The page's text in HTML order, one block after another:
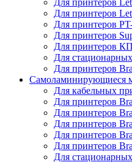
Для принтеров
Для принтеров
Для принтеров
Для принтеров
Для принтеров
Для
Для принтеров
Самоламинирующиеся
Для кабельных
Для принтеров
Для принтеров
Для принтеров
Для принтеров
Для принтеров
Для